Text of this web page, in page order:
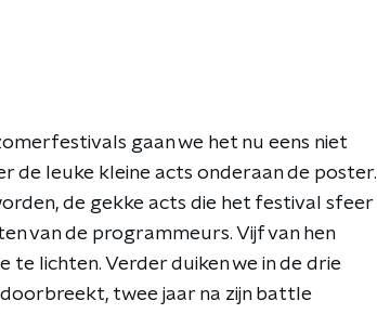
gaan we het nu eens niet
de leuke kleine acts onderaan de poster.
de gekke acts die het festival sfeer
van de programmeurs. Vijf van hen
te lichten. Verder duiken we in de drie
twee jaar na zijn battle